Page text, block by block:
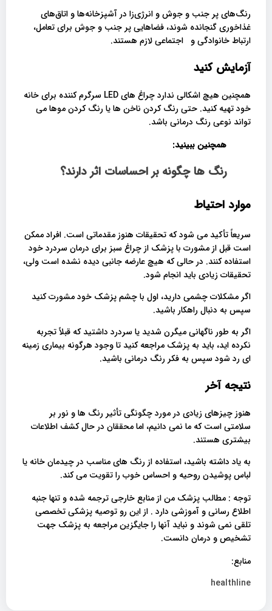
رنگ‌های پر جنب و جوش و انرژی‌زا در آشپزخانه‌ها و اتاق‌های
غذاخوری گنجانده شوند، فضاهایی پر جنب و جوش برای تعامل،
ارتباط خانوادگی و اجتماعی لازم هستند.
آزمایش کنید
همچنین هیچ اشکالی ندارد چراغ های LED سرگرم کننده برای خانه
خود تهیه کنید. حتی رنگ کردن ناخن ها یا رنگ کردن موها می
تواند نوعی رنگ درمانی باشد.
همچنین ببینید:
رنگ ها چگونه بر احساسات اثر دارند؟
موارد احتیاط
سریعاً تأکید می شود که تحقیقات هنوز مقدماتی است. افراد ممکن
است قبل از مشورت با پزشک از چراغ سبز برای درمان سردرد خود
استفاده کنند. در حالی که هیچ عارضه جانبی دیده نشده است ولی،
تحقیقات زیادی باید انجام شود.
اگر مشکلات چشمی دارید، اول با چشم پزشک خود مشورت کنید
سپس به دنبال راهکار باشید.
اگر به طور ناگهانی میگرن شدید یا سردرد داشتید که قبلاً تجربه
نکرده اید، باید به پزشک مراجعه کنید تا وجود هرگونه بیماری زمینه
ای رد شود سپس به فکر رنگ درمانی باشید.
نتیجه آخر
هنوز چیزهای زیادی در مورد چگونگی تأثیر رنگ ها و نور بر
سلامتی است که ما نمی دانیم، اما محققان در حال کشف اطلاعات
بیشتری هستند.
به یاد داشته باشید، استفاده از رنگ های مناسب در چیدمان خانه یا
لباس پوشیدن روحیه و احساس خوب را تقویت می کند.
توجه : مطالب پزشک من از منابع خارجی ترجمه شده و تنها جنبه
اطلاع رسانی و آموزشی دارد . از این رو توصیه پزشکی تخصصی
تلقی نمی شوند و نباید آنها را جایگزین مراجعه به پزشک جهت
تشخیص و درمان دانست.
منابع:
healthline